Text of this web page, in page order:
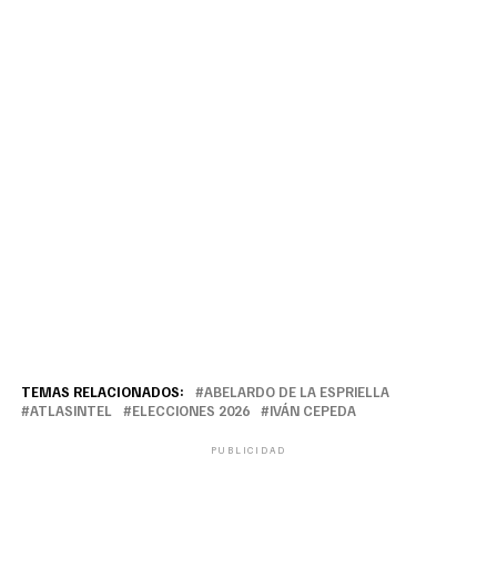
TEMAS RELACIONADOS:
ABELARDO DE LA ESPRIELLA
ATLASINTEL
ELECCIONES 2026 IVÁN CEPEDA
PUBLICIDAD